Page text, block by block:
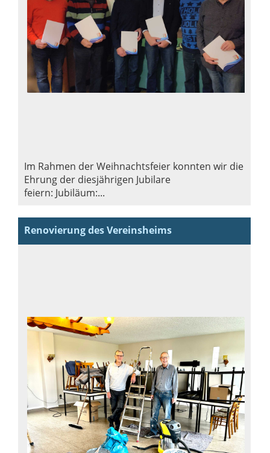
Im Rahmen der Weihnachtsfeier konnten wir die
Ehrung der diesjährigen Jubilare
feiern: Jubiläum:...
Renovierung des Vereinsheims